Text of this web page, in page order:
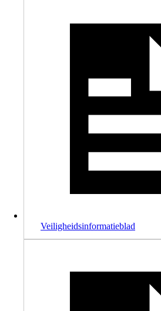
Veiligheidsinformatieblad